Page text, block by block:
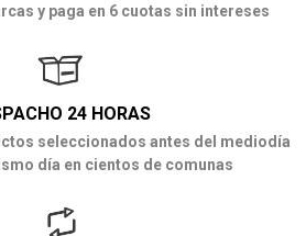
y paga en 6 cuotas sin intereses
24 HORAS
seleccionados antes del mediodía
día en cientos de comunas